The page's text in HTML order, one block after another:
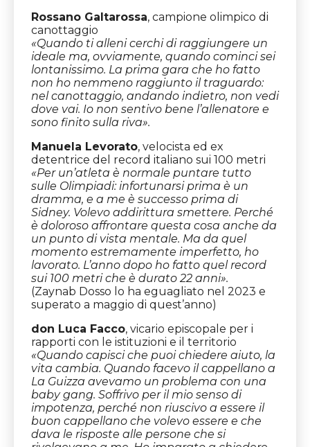
Rossano Galtarossa, campione olimpico di
canottaggio
«Quando ti alleni cerchi di raggiungere un
ideale ma, ovviamente, quando cominci sei
lontanissimo. La prima gara che ho fatto
non ho nemmeno raggiunto il traguardo:
nel canottaggio, andando indietro, non vedi
dove vai. Io non sentivo bene l’allenatore e
sono finito sulla riva».
Manuela Levorato, velocista ed ex
detentrice del record italiano sui 100 metri
«Per un’atleta è normale puntare tutto
sulle Olimpiadi: infortunarsi prima è un
dramma, e a me è successo prima di
Sidney. Volevo addirittura smettere. Perché
è doloroso affrontare questa cosa anche da
un punto di vista mentale. Ma da quel
momento estremamente imperfetto, ho
lavorato. L’anno dopo ho fatto quel record
sui 100 metri che è durato 22 anni».
(Zaynab Dosso lo ha eguagliato nel 2023 e
superato a maggio di quest’anno)
don Luca Facco, vicario episcopale per i
rapporti con le istituzioni e il territorio
«Quando capisci che puoi chiedere aiuto, la
vita cambia. Quando facevo il cappellano a
La Guizza avevamo un problema con una
baby gang. Soffrivo per il mio senso di
impotenza, perché non riuscivo a essere il
buon cappellano che volevo essere e che
dava le risposte alle persone che si